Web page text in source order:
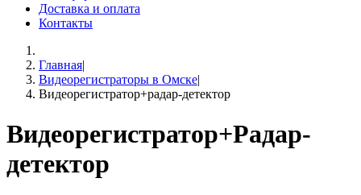
Доставка и оплата
Контакты
Главная|
Видеорегистраторы в Омске|
Видеорегистратор+радар-детектор
Видеорегистратор+Радар-
детектор